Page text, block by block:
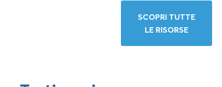
SCOPRI TUTTE
LE RISORSE